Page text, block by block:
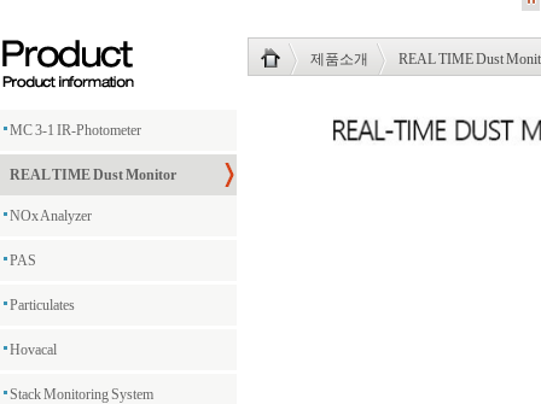
MC 3-1 IR-Photometer
REAL TIME Dust Monitor
NOx Analyzer
PAS
Particulates
Hovacal
Stack Monitoring System
제품소개 REAL TIME Dust